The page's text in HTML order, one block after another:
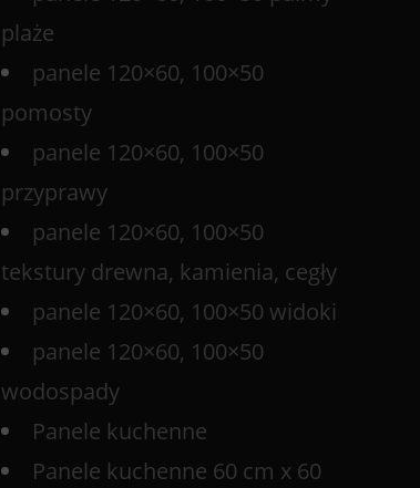
plaże
panele 120×60, 100×50
pomosty
panele 120×60, 100×50
przyprawy
panele 120×60, 100×50
tekstury drewna, kamienia, cegły
panele 120×60, 100×50 widoki
panele 120×60, 100×50
wodospady
Panele kuchenne
Panele kuchenne 60 cm x 60